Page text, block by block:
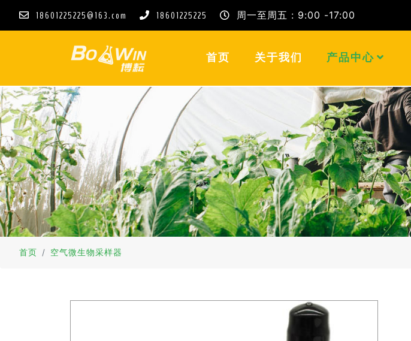
18601225225@163.com 18601225225 周一至周五 : 9:00 -17:00
首页 (CURRENT)
关于我们 产品中心
首页 空气微生物采样器